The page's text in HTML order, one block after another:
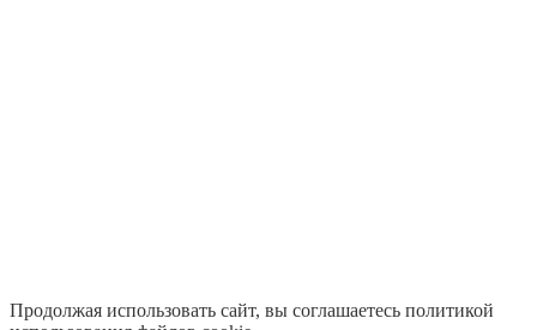
Продолжая использовать сайт, вы соглашаетесь политикой